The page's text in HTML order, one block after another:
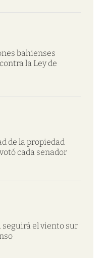
bahienses
la Ley de
de la propiedad
cada senador
seguirá el viento sur